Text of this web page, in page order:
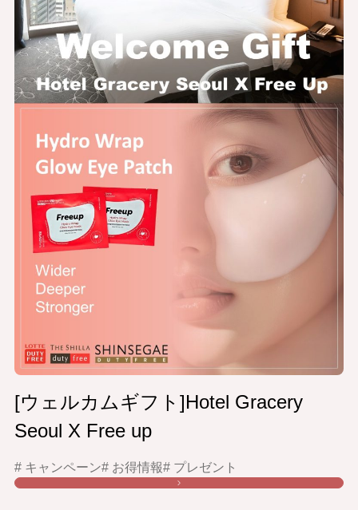
[ウェルカムギフト]Hotel Gracery
Seoul X Free up
# キャンペーン# お得情報# プレゼント